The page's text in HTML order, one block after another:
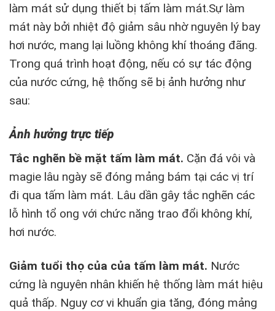
làm mát sử dụng thiết bị tấm làm mát.Sự làm
mát này bởi nhiệt độ giảm sâu nhờ nguyên lý bay
hơi nước, mang lại luồng không khí thoáng đãng.
Trong quá trình hoạt động, nếu có sự tác động
của nước cứng, hệ thống sẽ bị ảnh hưởng như
sau:
Ảnh hưởng trực tiếp
Tắc nghẽn bề mặt tấm làm mát. Cặn đá vôi và
magie lâu ngày sẽ đóng mảng bám tại các vị trí
đi qua tấm làm mát. Lâu dần gây tắc nghẽn các
lỗ hình tổ ong với chức năng trao đổi không khí,
hơi nước.
Giảm tuổi thọ của của tấm làm mát. Nước
cứng là nguyên nhân khiến hệ thống làm mát hiệu
quả thấp. Nguy cơ vi khuẩn gia tăng, đóng mảng